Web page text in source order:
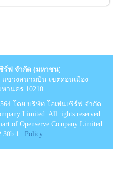
ร์ฟ จำกัด (มหาชน)
แขวงสนามบิน เขตดอนเมือง
หานคร 10210
โดย บริษัท โอเพ่นเซิร์ฟ จำกัด
Limited. All rights reserved.
of Openserve Company Limited.
|
Policy